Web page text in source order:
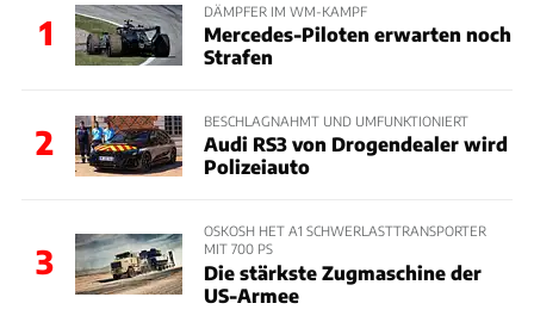
1
DÄMPFER IM WM-KAMPF
Mercedes-Piloten erwarten noch
Strafen
2
BESCHLAGNAHMT UND UMFUNKTIONIERT
Audi RS3 von Drogendealer wird
Polizeiauto
3
OSKOSH HET A1 SCHWERLASTTRANSPORTER
MIT 700 PS
Die stärkste Zugmaschine der
US-Armee